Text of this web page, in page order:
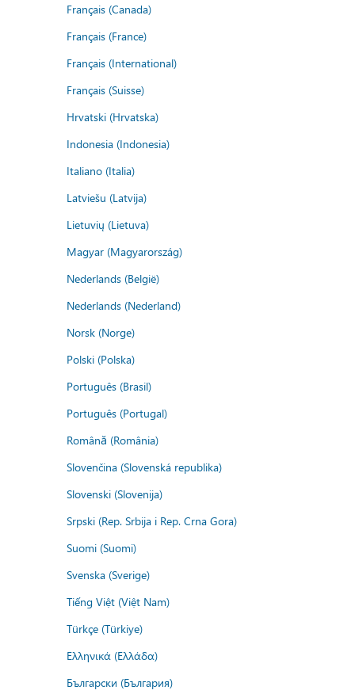
Français (Canada)
Français (France)
Français (International)
Français (Suisse)
Hrvatski (Hrvatska)
Indonesia (Indonesia)
Italiano (Italia)
Latviešu (Latvija)
Lietuvių (Lietuva)
Magyar (Magyarország)
Nederlands (België)
Nederlands (Nederland)
Norsk (Norge)
Polski (Polska)
Português (Brasil)
Português (Portugal)
Română (România)
Slovenčina (Slovenská republika)
Slovenski (Slovenija)
Srpski (Rep. Srbija i Rep. Crna Gora)
Suomi (Suomi)
Svenska (Sverige)
Tiếng Việt (Việt Nam)
Türkçe (Türkiye)
Ελληνικά (Ελλάδα)
Български (България)